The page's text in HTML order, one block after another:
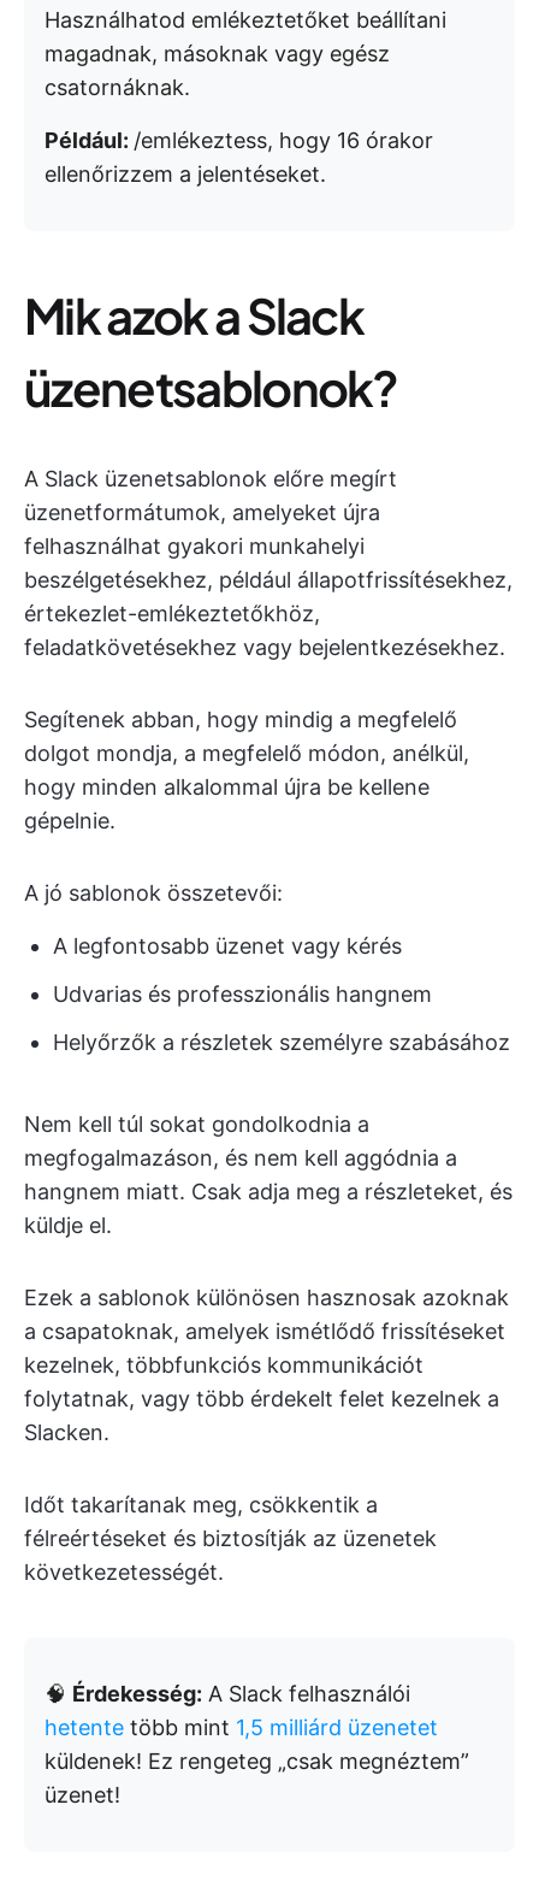
Használhatod emlékeztetőket beállítani
magadnak, másoknak vagy egész
csatornáknak.
Például: /emlékeztess, hogy 16 órakor
ellenőrizzem a jelentéseket.
Mik azok a Slack
üzenetsablonok?
A Slack üzenetsablonok előre megírt
üzenetformátumok, amelyeket újra
felhasználhat gyakori munkahelyi
beszélgetésekhez, például állapotfrissítésekhez,
értekezlet-emlékeztetőkhöz,
feladatkövetésekhez vagy bejelentkezésekhez.
Segítenek abban, hogy mindig a megfelelő
dolgot mondja, a megfelelő módon, anélkül,
hogy minden alkalommal újra be kellene
gépelnie.
A jó sablonok összetevői:
A legfontosabb üzenet vagy kérés
Udvarias és professzionális hangnem
Helyőrzők a részletek személyre szabásához
Nem kell túl sokat gondolkodnia a
megfogalmazáson, és nem kell aggódnia a
hangnem miatt. Csak adja meg a részleteket, és
küldje el.
Ezek a sablonok különösen hasznosak azoknak
a csapatoknak, amelyek ismétlődő frissítéseket
kezelnek, többfunkciós kommunikációt
folytatnak, vagy több érdekelt felet kezelnek a
Slacken.
Időt takarítanak meg, csökkentik a
félreértéseket és biztosítják az üzenetek
következetességét.
🧠 Érdekesség: A Slack felhasználói
hetente több mint 1,5 milliárd üzenetet
küldenek! Ez rengeteg „csak megnéztem”
üzenet!